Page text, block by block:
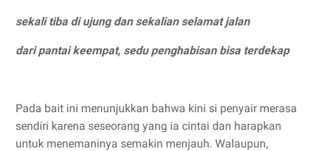
sekali tiba di ujung dan sekalian selamat jalan
dari pantai keempat, sedu penghabisan bisa terdekap
Pada bait ini menunjukkan bahwa kini si penyair merasa
sendiri karena seseorang yang ia cintai dan harapkan
untuk menemaninya semakin menjauh. Walaupun,